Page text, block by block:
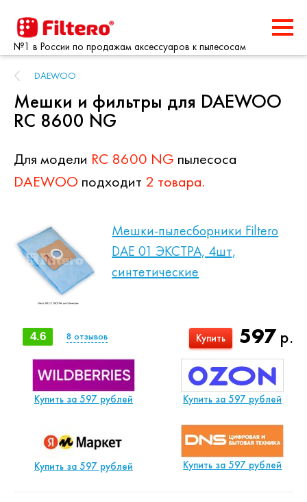
№1 в России по продажам аксессуаров к пылесосам
DAEWOO
Мешки и фильтры для DAEWOO
RC 8600 NG
Для модели RC 8600 NG пылесоса
DAEWOO подходит 2 товара.
Мешки-пылесборники Filtero
DAE 01 ЭКСТРА, 4шт,
синтетические
597р.
Купить
4.6 8 отзывов
Купить за 597 рублей Купить за 597 рублей
Купить за 597 рублей Купить за 597 рублей